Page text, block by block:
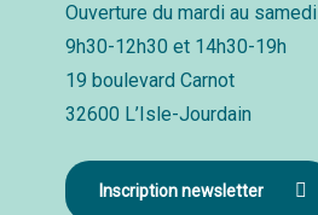
Ouverture du mardi au samedi
9h30-12h30 et 14h30-19h
19 boulevard Carnot
32600 L’Isle-Jourdain
Inscription newsletter